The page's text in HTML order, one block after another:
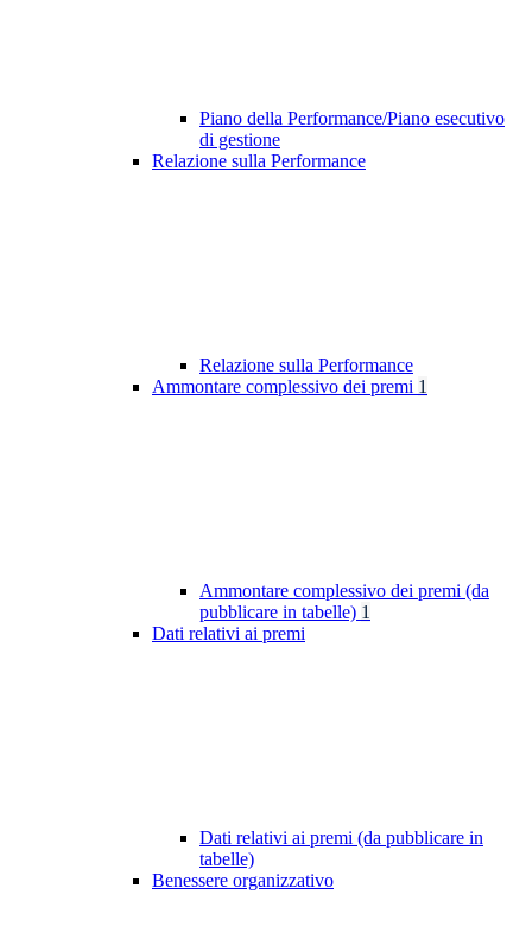
Piano della Performance/Piano esecutivo
di gestione
Relazione sulla Performance
Relazione sulla Performance
Ammontare complessivo dei premi 1
Ammontare complessivo dei premi (da
pubblicare in tabelle) 1
Dati relativi ai premi
Dati relativi ai premi (da pubblicare in
tabelle)
Benessere organizzativo